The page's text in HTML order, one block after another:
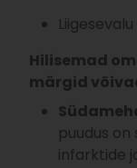
Liigesevalu
Hilisemad
märgid
puudus
infarktide